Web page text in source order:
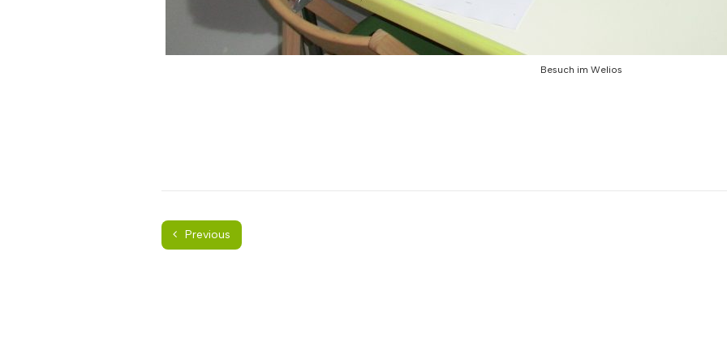
Besuch im Welios
Previous